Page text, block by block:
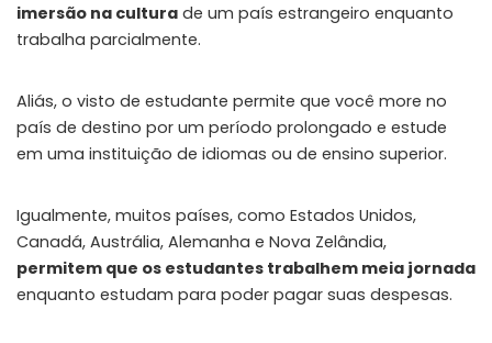
imersão na cultura de um país estrangeiro enquanto
trabalha parcialmente.
Aliás, o visto de estudante permite que você more no
país de destino por um período prolongado e estude
em uma instituição de idiomas ou de ensino superior.
Igualmente, muitos países, como Estados Unidos,
Canadá, Austrália, Alemanha e Nova Zelândia,
permitem que os estudantes trabalhem meia jornada
enquanto estudam para poder pagar suas despesas.